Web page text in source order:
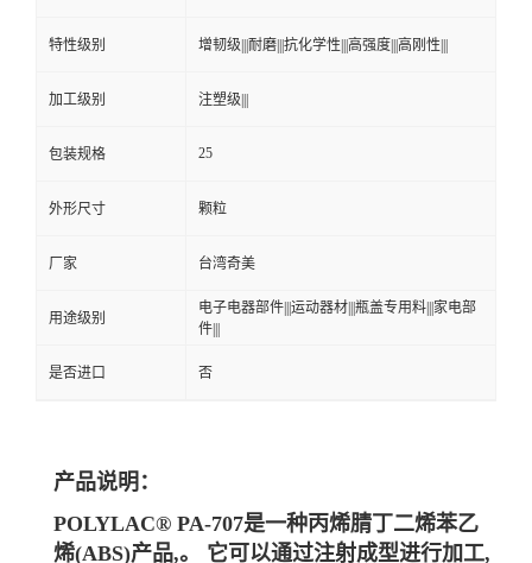
特性级别 增韧级|||耐磨|||抗化学性|||高强度|||高刚性|||
加工级别 注塑级|||
包装规格 25
外形尺寸 颗粒
厂家 台湾奇美
用途级别
电子电器部件|||运动器材|||瓶盖专用料|||家电部
件|||
是否进口 否
产品说明：
POLYLAC® PA-707是一种丙烯腈丁二烯苯乙
烯(ABS)产品,。 它可以通过注射成型进行加工,